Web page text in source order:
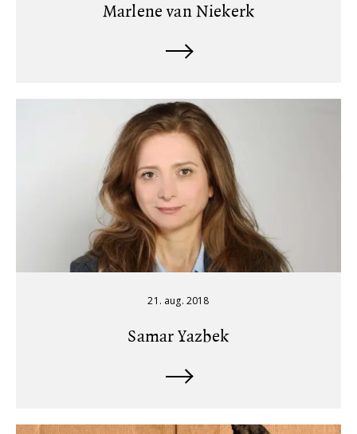
Marlene van Niekerk
21. aug. 2018
Samar Yazbek